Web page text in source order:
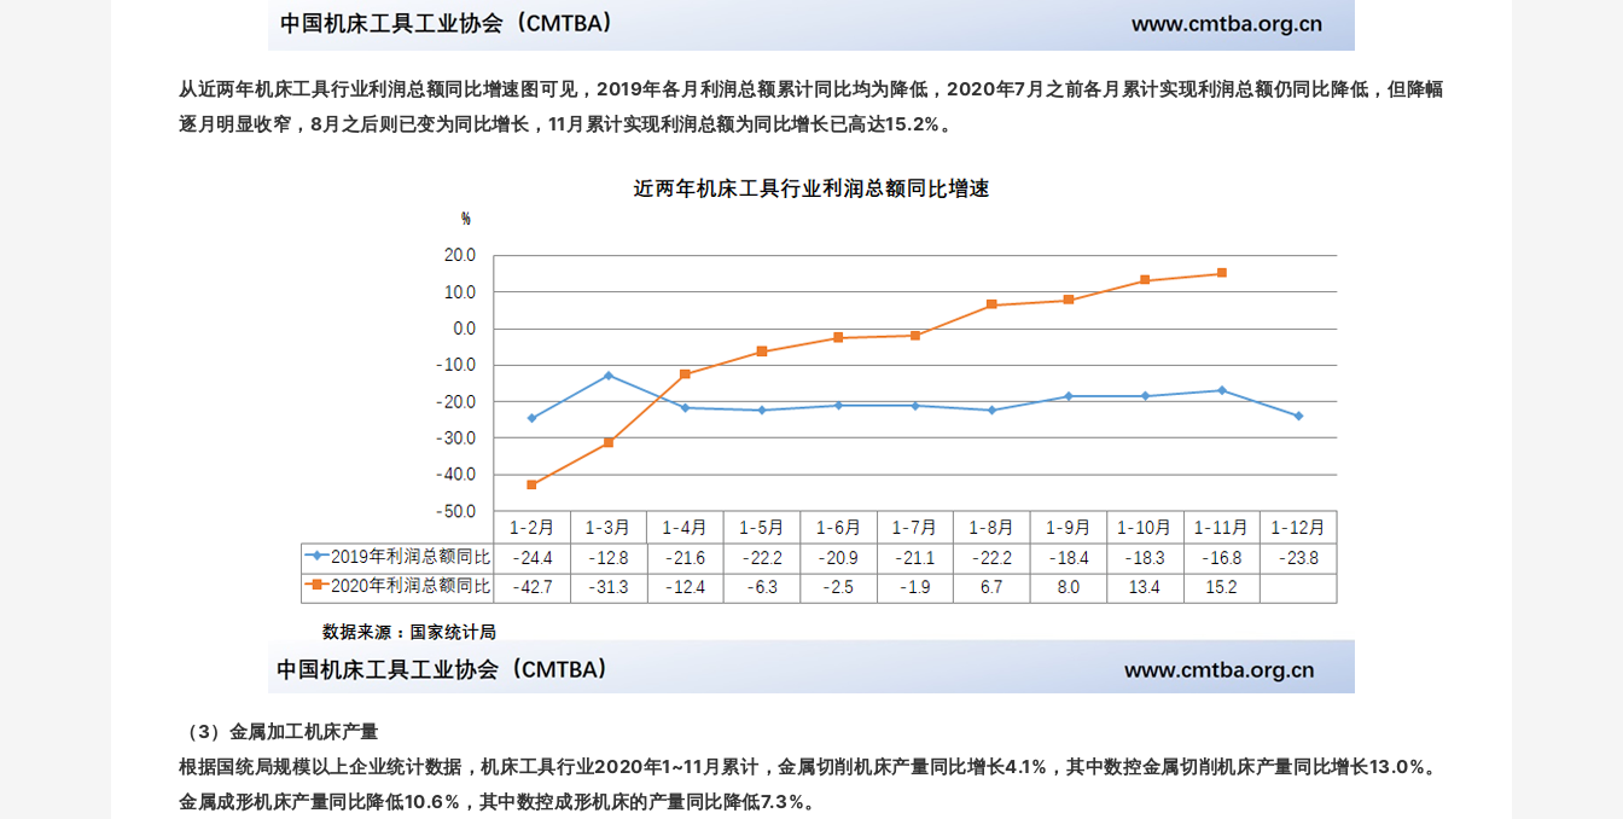
从近两年机床工具行业利润总额同比增速图可见，2019年各月利润总额累计同比均为降低，2020年7月之前各月累计实现利润总额仍同比降低，但降幅
逐月明显收窄，8月之后则已变为同比增长，11月累计实现利润总额为同比增长已高达15.2%。
（3）金属加工机床产量
根据国统局规模以上企业统计数据，机床工具行业2020年1~11月累计，金属切削机床产量同比增长4.1%，其中数控金属切削机床产量同比增长13.0%。
金属成形机床产量同比降低10.6%，其中数控成形机床的产量同比降低7.3%。